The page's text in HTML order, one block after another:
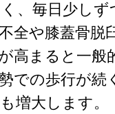
、毎日少しず
全や膝蓋骨脱
高まると一般
での歩行が続
増大します。